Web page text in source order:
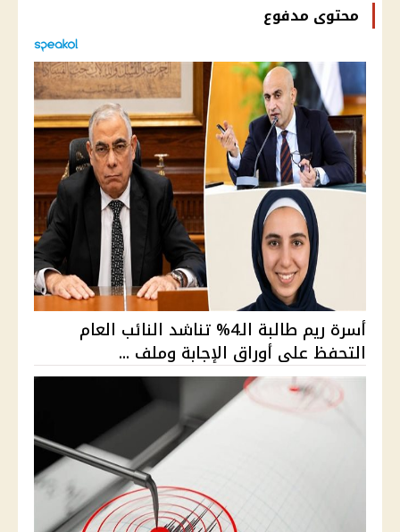
محتوى مدفوع
أسرة ريم طالبة الـ4% تناشد النائب العام
التحفظ على أوراق الإجابة وملف ...